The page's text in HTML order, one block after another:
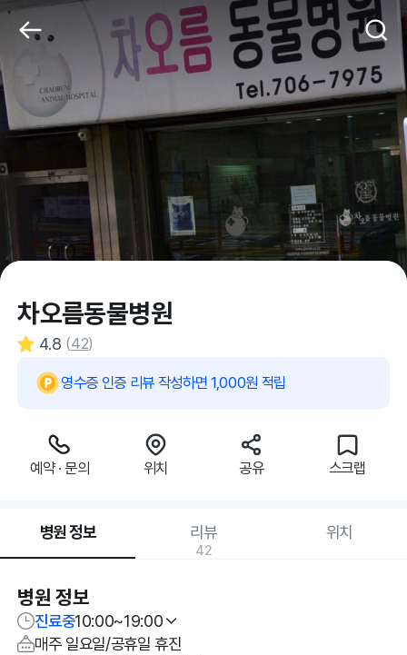
차오름동물병원
4.8 (42)
영수증 인증 리뷰 작성하면 1,000원 적립
예약 · 문의 위치 공유 스크랩
병원 정보 리뷰
42
위치
병원 정보
진료중10:00~19:00
매주 일요일/공휴일 휴진